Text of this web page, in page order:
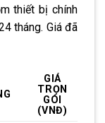
thiết bị chính
tháng. Giá đã
GIÁ
TRỌN
GÓI
(VNĐ)